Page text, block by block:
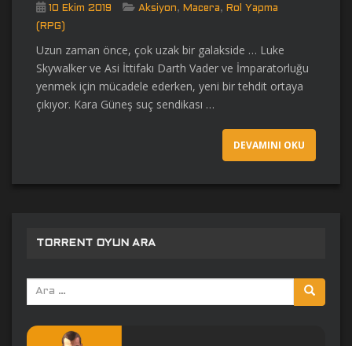
10 Ekim 2019 Aksiyon, Macera, Rol Yapma
(RPG)
Uzun zaman önce, çok uzak bir galakside … Luke
Skywalker ve Asi İttifakı Darth Vader ve İmparatorluğu
yenmek için mücadele ederken, yeni bir tehdit ortaya
çıkıyor. Kara Güneş suç sendikası …
DEVAMINI OKU
TORRENT OYUN ARA
Arama
yap: